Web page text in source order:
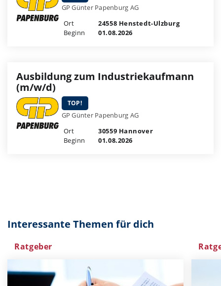
GP Günter Papenburg AG
Ort
24558 Henstedt-Ulzburg
Beginn
01.08.2026
Ausbildung zum Industriekaufmann
(m/w/d)
TOP!
GP Günter Papenburg AG
Ort
30559 Hannover
Beginn
01.08.2026
Interessante Themen für dich
Ratgeber